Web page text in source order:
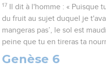
17
Il dit à l'homme : « Puisque
du fruit au sujet duquel je
mangeras pas’, le sol est
peine que tu en tireras ta
Genèse 6